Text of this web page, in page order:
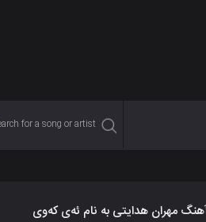
مهران هدایتی به نام ئەی کەوی